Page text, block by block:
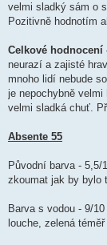
velmi sladký sám o
Pozitivně hodnotím
Celkové hodnocení
neurazí a zajisté
mnoho lidí nebude
je nepochybně
velmi sladká chuť.
Absente 55
Původní barva - 5,5/
zkoumat jak by bylo
Barva s vodou - 9/
louche, zelená